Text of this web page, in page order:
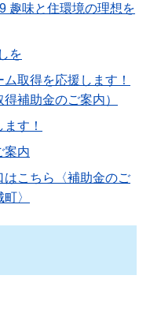
趣味と住環境の理想を
を
取得を応援します！
補助金のご案内）
す！
案内
はこちら〈補助金のご
〉